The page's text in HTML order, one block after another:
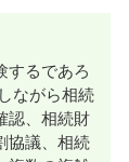
するであろ
ながら相続
認、相続財
協議、相続